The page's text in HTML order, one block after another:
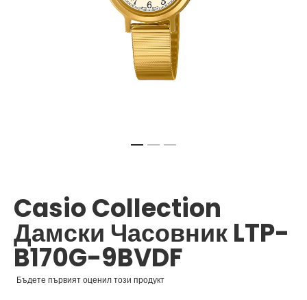
на
галерия
със
снимки
Casio Collection
Дамски Часовник LTP-
B170G-9BVDF
Бъдете първият оценил този продукт